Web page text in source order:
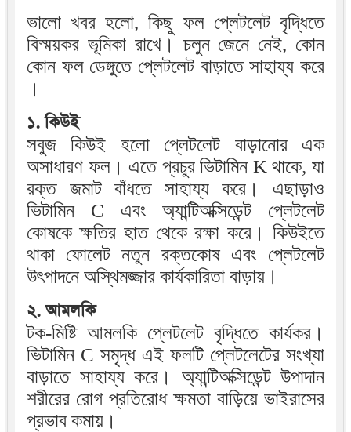
ভালো খবর হলো, কিছু ফল প্লেটলেট বৃদ্ধিতে
বিস্ময়কর ভূমিকা রাখে। চলুন জেনে নেই, কোন
কোন ফল ডেঙ্গুতে প্লেটলেট বাড়াতে সাহায্য করে
।
১. কিউই
সবুজ কিউই হলো প্লেটলেট বাড়ানোর এক
অসাধারণ ফল। এতে প্রচুর ভিটামিন K থাকে, যা
রক্ত জমাট বাঁধতে সাহায্য করে। এছাড়াও
ভিটামিন C এবং অ্যান্টিঅক্সিডেন্ট প্লেটলেট
কোষকে ক্ষতির হাত থেকে রক্ষা করে। কিউইতে
থাকা ফোলেট নতুন রক্তকোষ এবং প্লেটলেট
উৎপাদনে অস্থিমজ্জার কার্যকারিতা বাড়ায়।
২. আমলকি
টক-মিষ্টি আমলকি প্লেটলেট বৃদ্ধিতে কার্যকর।
ভিটামিন C সমৃদ্ধ এই ফলটি প্লেটলেটের সংখ্যা
বাড়াতে সাহায্য করে। অ্যান্টিঅক্সিডেন্ট উপাদান
শরীরের রোগ প্রতিরোধ ক্ষমতা বাড়িয়ে ভাইরাসের
প্রভাব কমায়।